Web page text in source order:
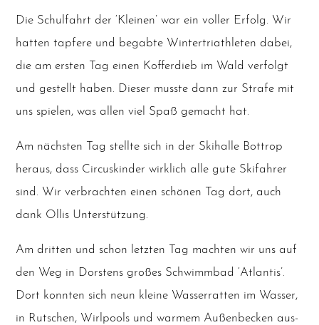
Die Schul­fahrt der ‘Klei­nen’ war ein vol­ler Erfolg. Wir
hat­ten tap­fe­re und begab­te Win­ter­tri­ath­le­ten dabei,
die am ers­ten Tag einen Kof­fer­dieb im Wald ver­folgt
und gestellt haben. Die­ser muss­te dann zur Stra­fe mit
uns spie­len, was allen viel Spaß gemacht hat.
Am nächs­ten Tag stell­te sich in der Ski­hal­le Bot­trop
her­aus, dass Cir­cus­kin­der wirk­lich alle gute Ski­fah­rer
sind. Wir ver­brach­ten einen schö­nen Tag dort, auch
dank Ollis Unterstützung.
Am drit­ten und schon letz­ten Tag mach­ten wir uns auf
den Weg in Dors­tens gro­ßes Schwimm­bad ‘Atlan­tis’.
Dort konn­ten sich neun klei­ne Was­ser­rat­ten im Was­ser,
in Rut­schen, Wirl­pools und war­mem Außen­be­cken aus­